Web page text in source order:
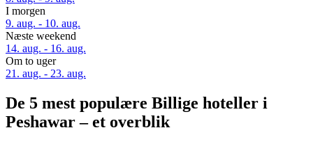
I morgen
9. aug. - 10. aug.
Næste weekend
14. aug. - 16. aug.
Om to uger
21. aug. - 23. aug.
De 5 mest populære Billige hoteller i
Peshawar – et overblik